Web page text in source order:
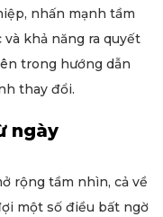
nhấn mạnh tầm
khả năng ra quyết
trong hướng dẫn
thay đổi.
ngày
rộng tầm nhìn, cả về
một số điều bất ngờ